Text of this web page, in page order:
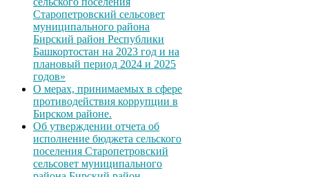
Старопетровский сельсовет
муниципального района
Бирский район Республики
Башкортостан на 2023 год и на
плановый период 2024 и 2025
годов»
О мерах, принимаемых в сфере
противодействия коррупции в
Бирском районе.
Об утверждении отчета об
исполнение бюджета сельского
поселения Старопетровский
сельсовет муниципального